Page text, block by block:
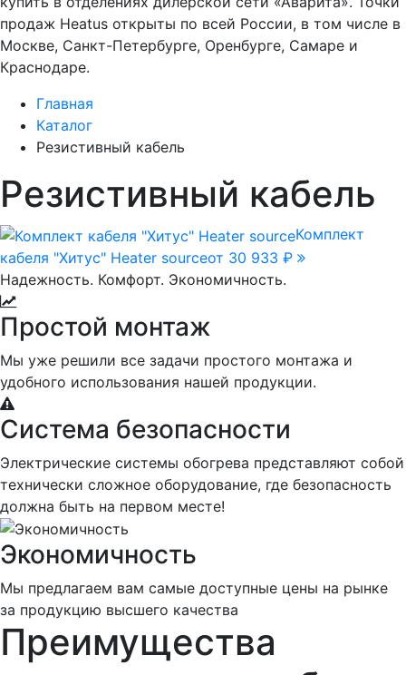
продаж Heatus открыты по всей России, в том числе в
Москве, Санкт-Петербурге, Оренбурге, Самаре и
Краснодаре.
Главная
Каталог
Резистивный кабель
Резистивный кабель
Комплект
кабеля "Хитус" Heater sourceот 30 933 ₽
Надежность. Комфорт. Экономичность.
Простой монтаж
Мы уже решили все задачи простого монтажа и
удобного использования нашей продукции.
Система безопасности
Электрические системы обогрева представляют собой
технически сложное оборудование, где безопасность
должна быть на первом месте!
Экономичность
Мы предлагаем вам самые доступные цены на рынке
за продукцию высшего качества
Преимущества